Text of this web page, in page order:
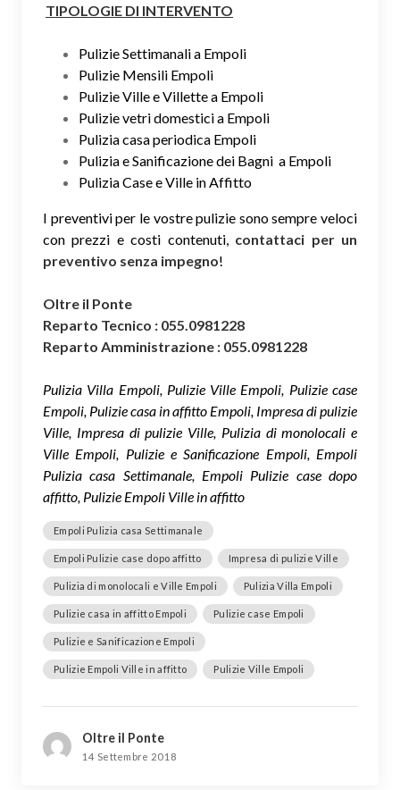
TIPOLOGIE DI INTERVENTO
Pulizie Settimanali a Empoli
Pulizie Mensili Empoli
Pulizie Ville e Villette a Empoli
Pulizie vetri domestici a Empoli
Pulizia casa periodica Empoli
Pulizia e Sanificazione dei Bagni a Empoli
Pulizia Case e Ville in Affitto
I preventivi per le vostre pulizie sono sempre veloci
con prezzi e costi contenuti, contattaci per un
preventivo senza impegno!
Oltre il Ponte
Reparto Tecnico : 055.0981228
Reparto Amministrazione : 055.0981228
Pulizia Villa Empoli, Pulizie Ville Empoli, Pulizie case
Empoli, Pulizie casa in affitto Empoli, Impresa di pulizie
Ville, Impresa di pulizie Ville, Pulizia di monolocali e
Ville Empoli, Pulizie e Sanificazione Empoli, Empoli
Pulizia casa Settimanale, Empoli Pulizie case dopo
affitto, Pulizie Empoli Ville in affitto
Empoli Pulizia casa Settimanale
Empoli Pulizie case dopo affitto Impresa di pulizie Ville
Pulizia di monolocali e Ville Empoli Pulizia Villa Empoli
Pulizie casa in affitto Empoli Pulizie case Empoli
Pulizie e Sanificazione Empoli
Pulizie Empoli Ville in affitto Pulizie Ville Empoli
Oltre il Ponte
14 Settembre 2018